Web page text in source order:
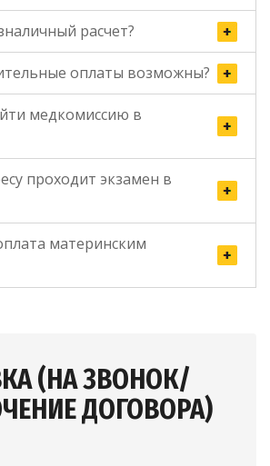
расчет?
оплаты возможны?
медкомиссию в
проходит экзамен в
материнским
(НА ЗВОНОК/
ДОГОВОРА)